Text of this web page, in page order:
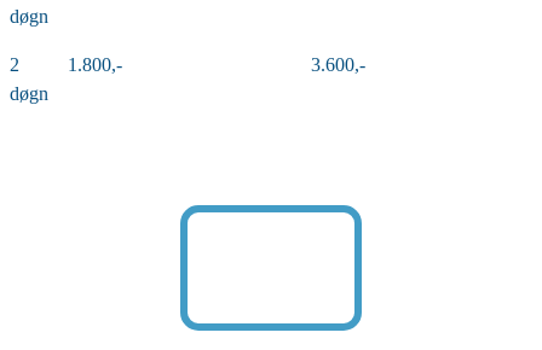
døgn
2
døgn
1.800,- 3.600,-